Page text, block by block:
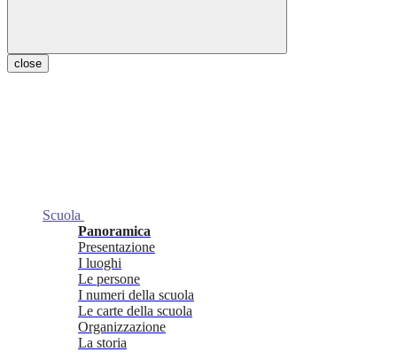
close
Scuola
Panoramica
Presentazione
I luoghi
Le persone
I numeri della scuola
Le carte della scuola
Organizzazione
La storia